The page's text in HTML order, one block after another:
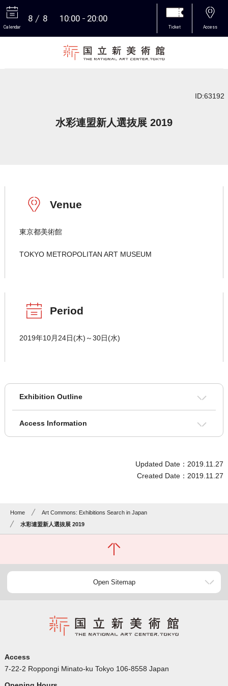
Calendar
8 8 10:00 20:00
Ticket Access
ID:63192
水彩連盟新人選抜展 2019
Venue
東京都美術館
TOKYO METROPOLITAN ART MUSEUM
Period
2019年10月24日(木)～30日(水)
Exhibition Outline
Access Information
Updated Date：2019.11.27
Created Date：2019.11.27
Home
Art Commons: Exhibitions Search in Japan
水彩連盟新人選抜展 2019
Open Sitemap
Access
7-22-2 Roppongi Minato-ku Tokyo 106-8558 Japan